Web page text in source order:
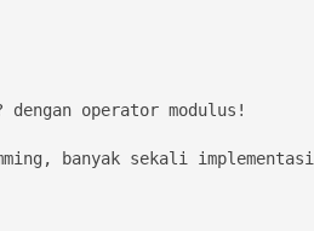
dengan operator modulus!
banyak sekali